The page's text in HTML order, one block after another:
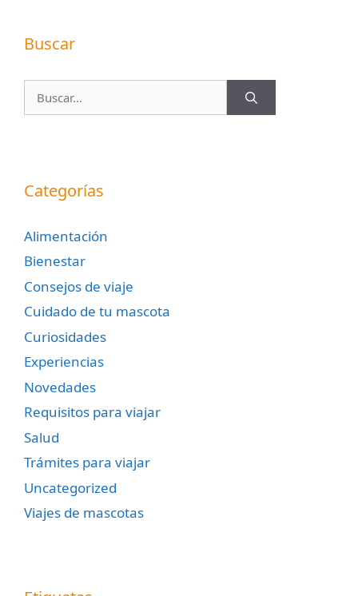
Buscar
Categorías
Alimentación
Bienestar
Consejos de viaje
Cuidado de tu mascota
Curiosidades
Experiencias
Novedades
Requisitos para viajar
Salud
Trámites para viajar
Uncategorized
Viajes de mascotas